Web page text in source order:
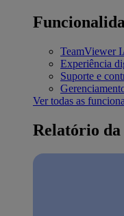
TeamViewer
Experiência
Suporte e
Ver todas as
Relatório